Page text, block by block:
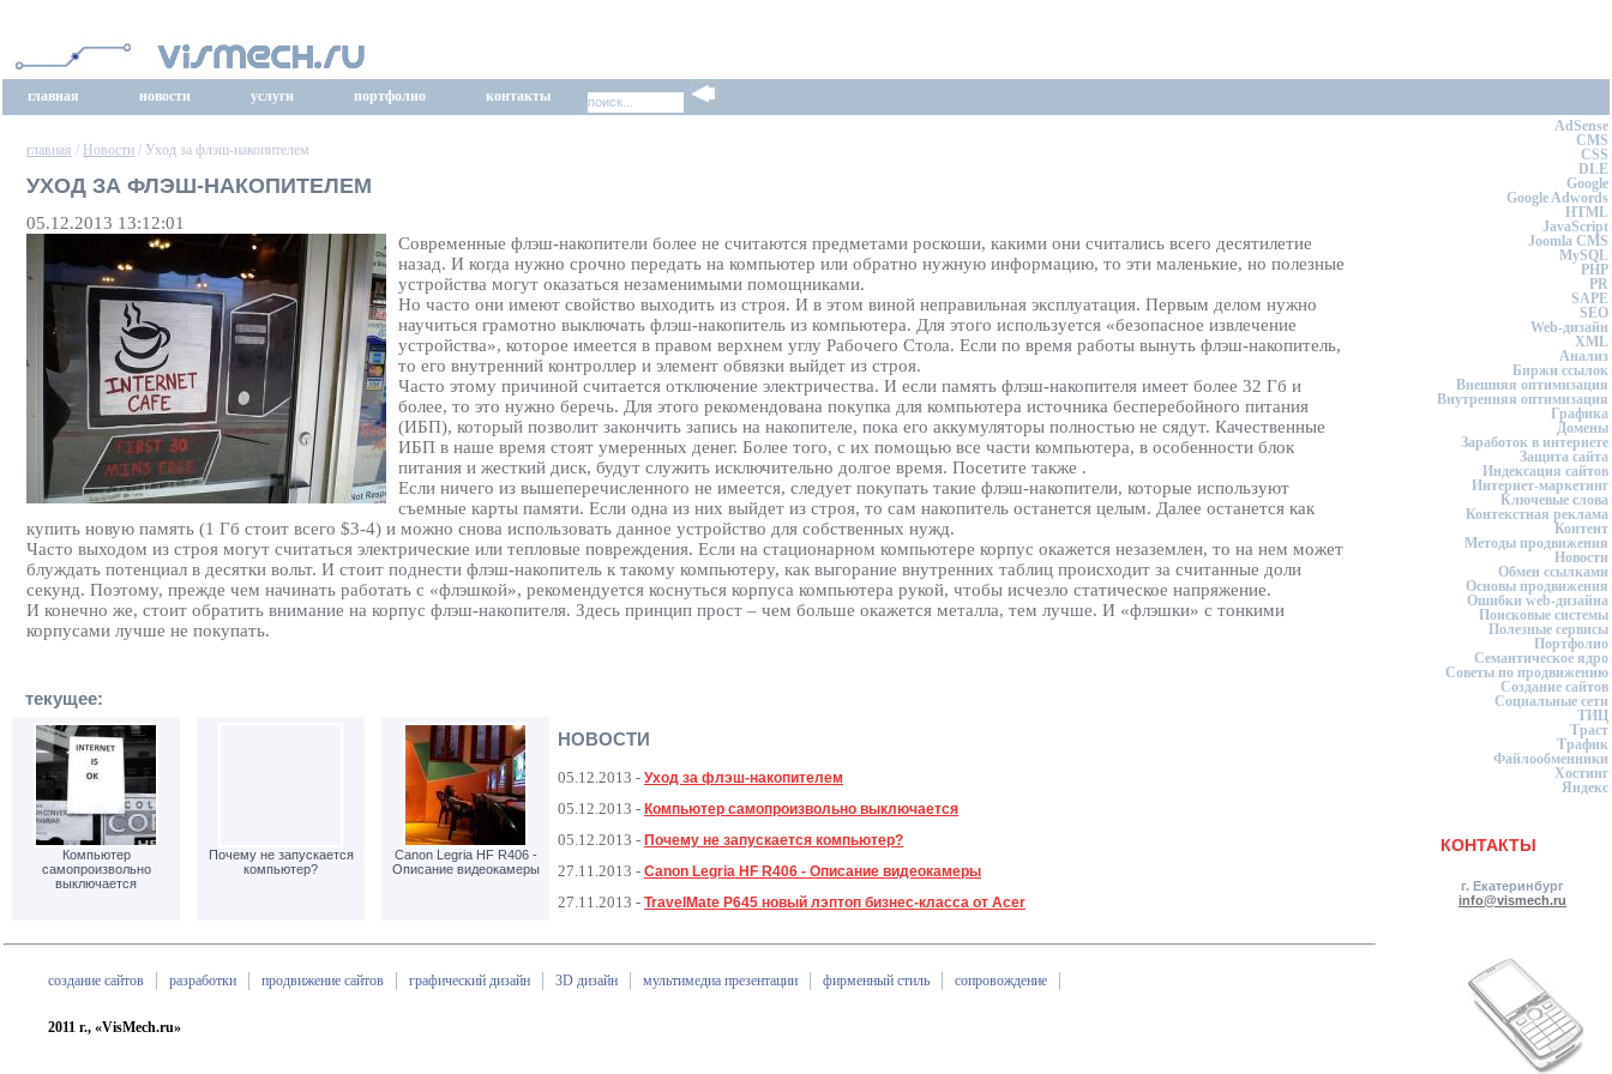
главная новости услуги портфолио контакты
главная / Новости / Уход за флэш-накопителем
УХОД ЗА ФЛЭШ-НАКОПИТЕЛЕМ
05.12.2013 13:12:01
Современные флэш-накопители более не считаются предметами роскоши, какими они считались всего десятилетие
назад. И когда нужно срочно передать на компьютер или обратно нужную информацию, то эти маленькие, но полезные
устройства могут оказаться незаменимыми помощниками.
Но часто они имеют свойство выходить из строя. И в этом виной неправильная эксплуатация. Первым делом нужно
научиться грамотно выключать флэш-накопитель из компьютера. Для этого используется «безопасное извлечение
устройства», которое имеется в правом верхнем углу Рабочего Стола. Если по время работы вынуть флэш-накопитель,
то его внутренний контроллер и элемент обвязки выйдет из строя.
Часто этому причиной считается отключение электричества. И если память флэш-накопителя имеет более 32 Гб и
более, то это нужно беречь. Для этого рекомендована покупка для компьютера источника бесперебойного питания
(ИБП), который позволит закончить запись на накопителе, пока его аккумуляторы полностью не сядут. Качественные
ИБП в наше время стоят умеренных денег. Более того, с их помощью все части компьютера, в особенности блок
питания и жесткий диск, будут служить исключительно долгое время. Посетите также .
Если ничего из вышеперечисленного не имеется, следует покупать такие флэш-накопители, которые используют
съемные карты памяти. Если одна из них выйдет из строя, то сам накопитель останется целым. Далее останется как
купить новую память (1 Гб стоит всего $3-4) и можно снова использовать данное устройство для собственных нужд.
Часто выходом из строя могут считаться электрические или тепловые повреждения. Если на стационарном компьютере корпус окажется незаземлен, то на нем может
блуждать потенциал в десятки вольт. И стоит поднести флэш-накопитель к такому компьютеру, как выгорание внутренних таблиц происходит за считанные доли
секунд. Поэтому, прежде чем начинать работать с «флэшкой», рекомендуется коснуться корпуса компьютера рукой, чтобы исчезло статическое напряжение.
И конечно же, стоит обратить внимание на корпус флэш-накопителя. Здесь принцип прост – чем больше окажется металла, тем лучше. И «флэшки» с тонкими
корпусами лучше не покупать.
AdSense
CMS
CSS
DLE
Google
Google Adwords
HTML
JavaScript
Joomla CMS
MySQL
PHP
PR
SAPE
SEO
Web-дизайн
XML
Анализ
Биржи ссылок
Внешняя оптимизация
Внутренняя оптимизация
Графика
Домены
Заработок в интернете
Защита сайта
Индексация сайтов
Интернет-маркетинг
Ключевые слова
Контекстная реклама
Контент
Методы продвижения
Новости
Обмен ссылками
Основы продвижения
Ошибки web-дизайна
Поисковые системы
Полезные сервисы
Портфолио
Семантическое ядро
Советы по продвижению
Создание сайтов
Социальные сети
ТИЦ
Траст
Трафик
Файлообменники
Хостинг
Яндекс
КОНТАКТЫ
г. Екатеринбург
info@vismech.ru
текущее:
Компьютер
самопроизвольно
выключается
Почему не запускается
компьютер?
Canon Legria HF R406 -
Описание видеокамеры
НОВОСТИ
05.12.2013 - Уход за флэш-накопителем
05.12.2013 - Компьютер самопроизвольно выключается
05.12.2013 - Почему не запускается компьютер?
27.11.2013 - Canon Legria HF R406 - Описание видеокамеры
27.11.2013 - TravelMate P645 новый лэптоп бизнес-класса от Acer
создание сайтов разработки продвижение сайтов графический дизайн 3D дизайн мультимедиа презентации фирменный стиль сопровождение
2011 г., «VisMech.ru»